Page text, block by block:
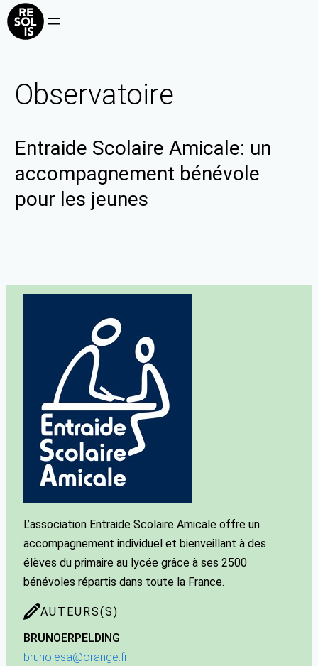
Observatoire
Entraide Scolaire Amicale: un
accompagnement bénévole
pour les jeunes
L’association Entraide Scolaire Amicale offre un
accompagnement individuel et bienveillant à des
élèves du primaire au lycée grâce à ses 2500
bénévoles répartis dans toute la France.
AUTEURS(S)
BRUNOERPELDING
bruno.esa@orange.fr